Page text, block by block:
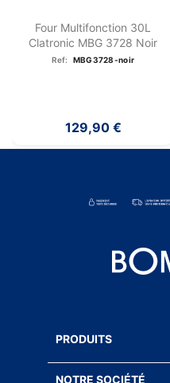
Four Multifonction 30L
Clatronic MBG 3728 Noir
Ref: MBG3728-noir
129,90 €
PRODUITS
NOTRE SOCIÉTÉ